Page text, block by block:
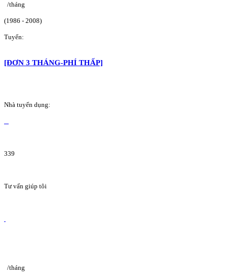
/tháng
(1986 - 2008)
Tuyển:
[ĐƠN 3 THÁNG-PHÍ THẤP]
Nhà tuyển dụng:
339
Tư vấn giúp tôi
/tháng